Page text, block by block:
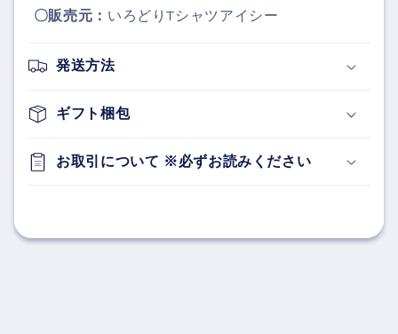
〇販売元： いろどりTシャツアイシー
発送方法
ギフト梱包
お取引について ※必ずお読みください